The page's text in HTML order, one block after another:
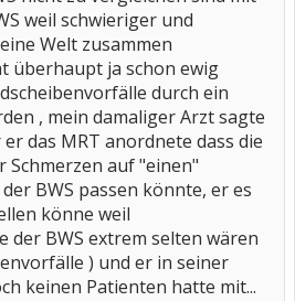
weil schwieriger und
Welt zusammen
überhaupt ja schon ewig
durch ein
, mein damaliger Arzt sagte
das MRT anordnete dass die
Schmerzen auf "einen"
BWS passen könnte, er es
könne weil
der BWS extrem selten wären
) und er in seiner
keinen Patienten hatte mit...